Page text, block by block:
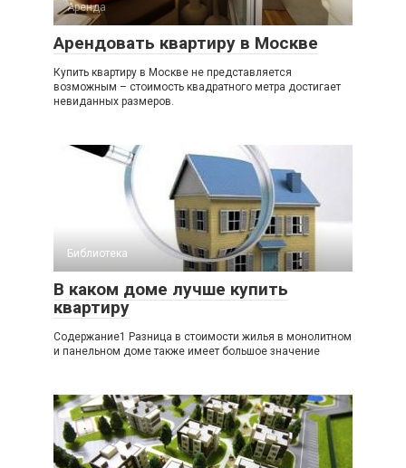
Аренда
Арендовать квартиру в Москве
Купить квартиру в Москве не представляется
возможным – стоимость квадратного метра достигает
невиданных размеров.
Библиотека
В каком доме лучше купить
квартиру
Содержание1 Разница в стоимости жилья в монолитном
и панельном доме также имеет большое значение